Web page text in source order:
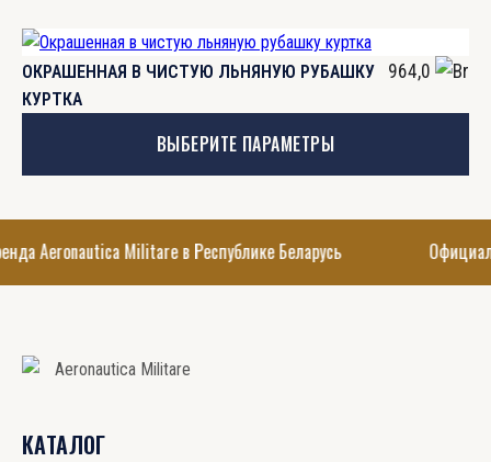
Опции
можно
выбрать
на
ОКРАШЕННАЯ В ЧИСТУЮ ЛЬНЯНУЮ РУБАШКУ
КУРТКА
964,0
ВЫБЕРИТЕ ПАРАМЕТРЫ
Этот
товар
имеет
Опции
на
странице
Aeronautica Militare в Республике Беларусь
КАТАЛОГ